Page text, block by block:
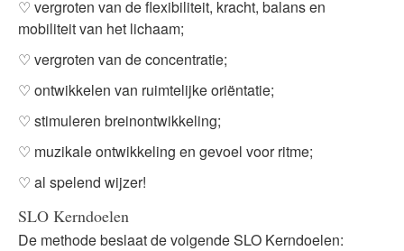
♡ vergroten van de flexibiliteit, kracht, balans en
mobiliteit van het lichaam;
♡ vergroten van de concentratie;
♡ ontwikkelen van ruimtelijke oriëntatie;
♡ stimuleren breinontwikkeling;
♡ muzikale ontwikkeling en gevoel voor ritme;
♡ al spelend wijzer!
SLO Kerndoelen
De methode beslaat de volgende SLO Kerndoelen: